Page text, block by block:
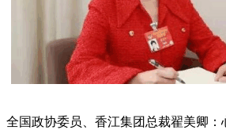
全国政协委员、香江集团总裁翟美卿：